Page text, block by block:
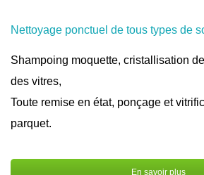
Nettoyage ponctuel de tous types de
Shampoing moquette, cristallisation
des vitres,
Toute remise en état, ponçage et
parquet.
En savoir plus